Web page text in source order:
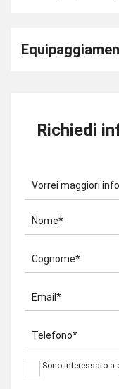
Richiedi
Vorrei maggiori
Nome*
Cognome*
Email*
Telefono*
Sono interessato